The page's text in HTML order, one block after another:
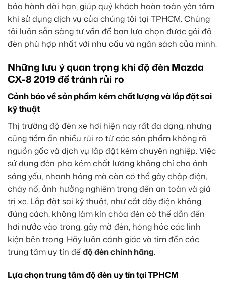
bảo hành dài hạn, giúp quý khách hoàn toàn yên tâm
khi sử dụng dịch vụ của chúng tôi tại TPHCM. Chúng
tôi luôn sẵn sàng tư vấn để bạn lựa chọn được gói độ
đèn phù hợp nhất với nhu cầu và ngân sách của mình.
Những lưu ý quan trọng khi độ đèn Mazda
CX-8 2019 để tránh rủi ro
Cảnh báo về sản phẩm kém chất lượng và lắp đặt sai
kỹ thuật
Thị trường độ đèn xe hơi hiện nay rất đa dạng, nhưng
cũng tiềm ẩn nhiều rủi ro từ các sản phẩm không rõ
nguồn gốc và dịch vụ lắp đặt kém chuyên nghiệp. Việc
sử dụng đèn pha kém chất lượng không chỉ cho ánh
sáng yếu, nhanh hỏng mà còn có thể gây chập điện,
cháy nổ, ảnh hưởng nghiêm trọng đến an toàn và giá
trị xe. Lắp đặt sai kỹ thuật, như cắt dây điện không
đúng cách, không làm kín chóa đèn có thể dẫn đến
hơi nước vào trong, gây mờ đèn, hỏng hóc các linh
kiện bên trong. Hãy luôn cảnh giác và tìm đến các
trung tâm uy tín đểđộ đèn chính hãng.
Lựa chọn trung tâm độ đèn uy tín tại TPHCM